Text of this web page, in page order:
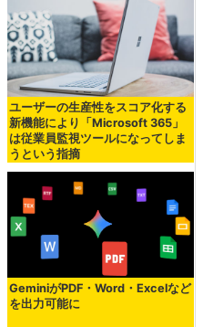
ユーザーの生産性をスコア化する
新機能により「Microsoft 365」
は従業員監視ツールになってしま
うという指摘
GeminiがPDF・Word・Excelなど
を出力可能に